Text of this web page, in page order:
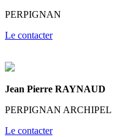
PERPIGNAN
Le contacter
Jean Pierre RAYNAUD
PERPIGNAN ARCHIPEL
Le contacter